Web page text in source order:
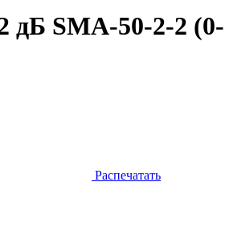
дБ SMA-50-2-2
Распечатать